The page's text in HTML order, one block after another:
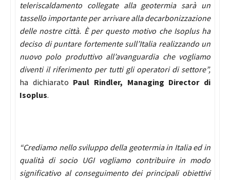
teleriscaldamento collegate alla geotermia sarà un
tassello importante per arrivare alla decarbonizzazione
delle nostre città. È per questo motivo che Isoplus ha
deciso di puntare fortemente sull’Italia realizzando un
nuovo polo produttivo all’avanguardia che vogliamo
diventi il riferimento per tutti gli operatori di settore”,
ha dichiarato Paul Rindler, Managing Director di
Isoplus.
“Crediamo nello sviluppo della geotermia in Italia ed in
qualità di socio UGI vogliamo contribuire in modo
significativo al conseguimento dei principali obiettivi